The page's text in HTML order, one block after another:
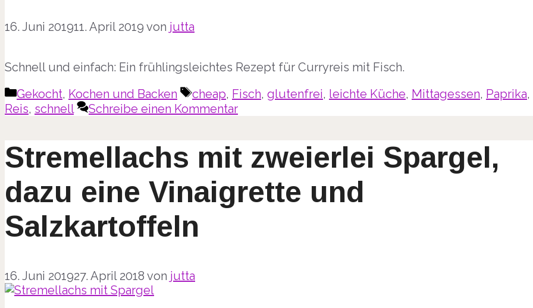
16. Juni 201911. April 2019 von jutta
Schnell und einfach: Ein frühlingsleichtes Rezept für Curryreis mit Fisch.
Kategorien
Gekocht, Kochen und Backen Schlagwörter
cheap, Fisch, glutenfrei, leichte Küche, Mittagessen, Paprika,
Reis, schnell Schreibe einen Kommentar
Stremellachs mit zweierlei Spargel,
dazu eine Vinaigrette und
Salzkartoffeln
16. Juni 201927. April 2018 von jutta